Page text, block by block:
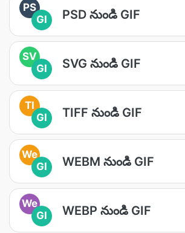
PS
GI
PSD నుండి GIF
SV
GI
SVG నుండి GIF
TI
GI
TIFF నుండి GIF
We
GI
WEBM నుండి GIF
We
GI
WEBP నుండి GIF